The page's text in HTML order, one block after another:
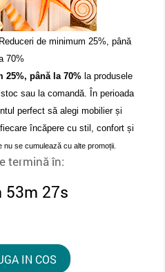
de minimum 25%, până
70%
25%, până la 70% la produsele
sau la comandă. În perioada
perfect să alegi mobilier și
încăpere cu stil, confort și
nu se cumulează cu alte promoții.
termină în:
53m 26s
IN COS